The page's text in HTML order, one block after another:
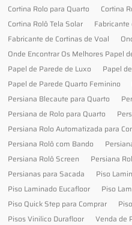
Cortina Rolo para Quarto
Cortina
Cortina Rolô Tela Solar
Fabricante
Fabricante de Cortinas de Voal
Onde Encontrar Os Melhores Papel
Papel de Parede de Luxo
Papel
Papel de Parede Quarto Feminino
Persiana Blecaute para Quarto
Persiana de Rolo para Quarto
Persiana Rolo Automatizada para
Persiana Rolô com Bando
Persiana Rolô Screen
Persiana
Persianas para Sacada
Piso
Piso Laminado Eucafloor
Piso
Piso Quick Step para Comprar
Pisos Vinilico Durafloor
Venda de